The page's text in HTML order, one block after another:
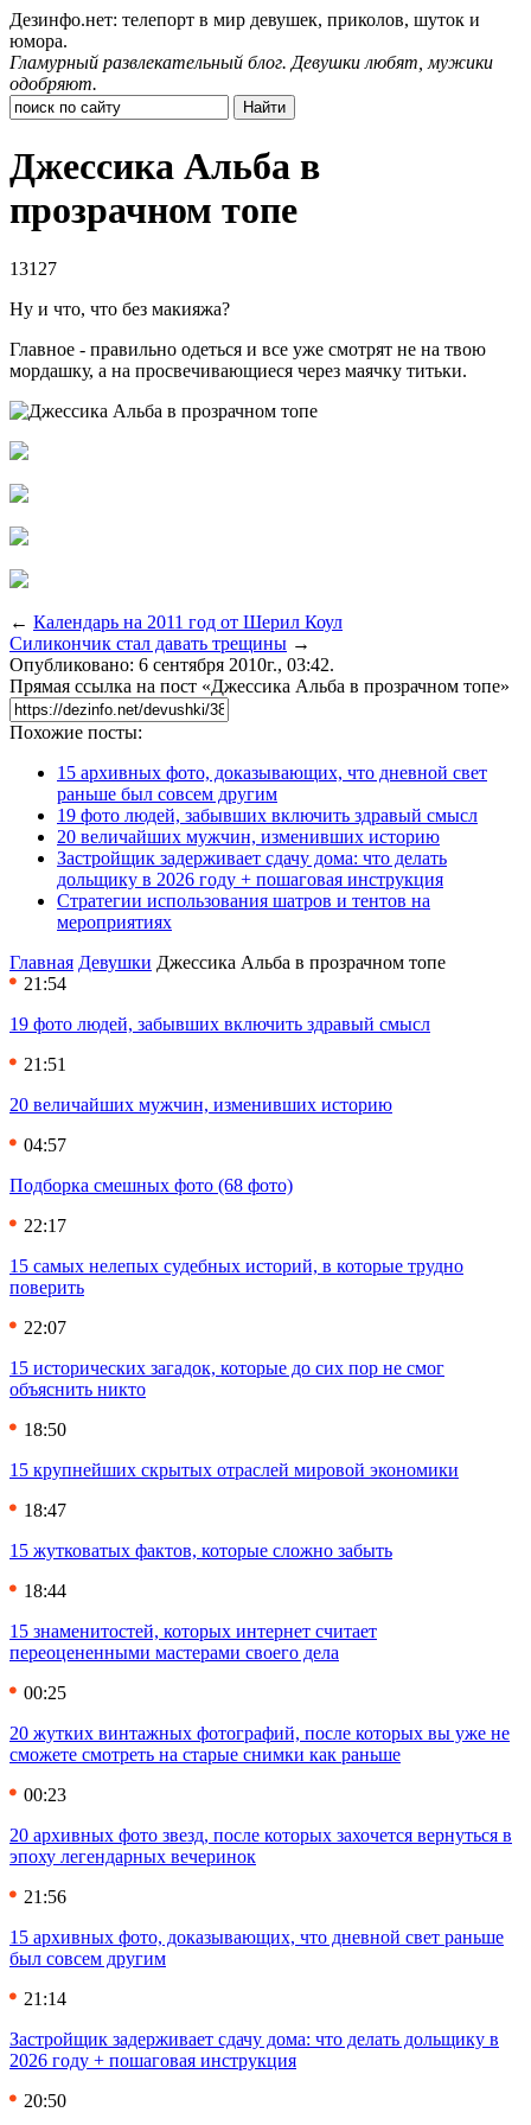
Дезинфо.нет: телепорт в мир девушек, приколов, шуток и
юмора.
Гламурный развлекательный блог. Девушки любят, мужики
одобряют.
Джессика Альба в
прозрачном топе
13127
Ну и что, что без макияжа?
Главное - правильно одеться и все уже смотрят не на твою
мордашку, а на просвечивающиеся через маячку титьки.
← Календарь на 2011 год от Шерил Коул
Силикончик стал давать трещины →
Опубликовано: 6 сентября 2010г., 03:42.
Прямая ссылка на пост «Джессика Альба в прозрачном топе»
Похожие посты:
15 архивных фото, доказывающих, что дневной свет
раньше был совсем другим
19 фото людей, забывших включить здравый смысл
20 величайших мужчин, изменивших историю
Застройщик задерживает сдачу дома: что делать
дольщику в 2026 году + пошаговая инструкция
Стратегии использования шатров и тентов на
мероприятиях
Главная Девушки Джессика Альба в прозрачном топе
21:54
19 фото людей, забывших включить здравый смысл
21:51
20 величайших мужчин, изменивших историю
04:57
Подборка смешных фото (68 фото)
22:17
15 самых нелепых судебных историй, в которые трудно
поверить
22:07
15 исторических загадок, которые до сих пор не смог
объяснить никто
18:50
15 крупнейших скрытых отраслей мировой экономики
18:47
15 жутковатых фактов, которые сложно забыть
18:44
15 знаменитостей, которых интернет считает
переоцененными мастерами своего дела
00:25
20 жутких винтажных фотографий, после которых вы уже не
сможете смотреть на старые снимки как раньше
00:23
20 архивных фото звезд, после которых захочется вернуться в
эпоху легендарных вечеринок
21:56
15 архивных фото, доказывающих, что дневной свет раньше
был совсем другим
21:14
Застройщик задерживает сдачу дома: что делать дольщику в
2026 году + пошаговая инструкция
20:50